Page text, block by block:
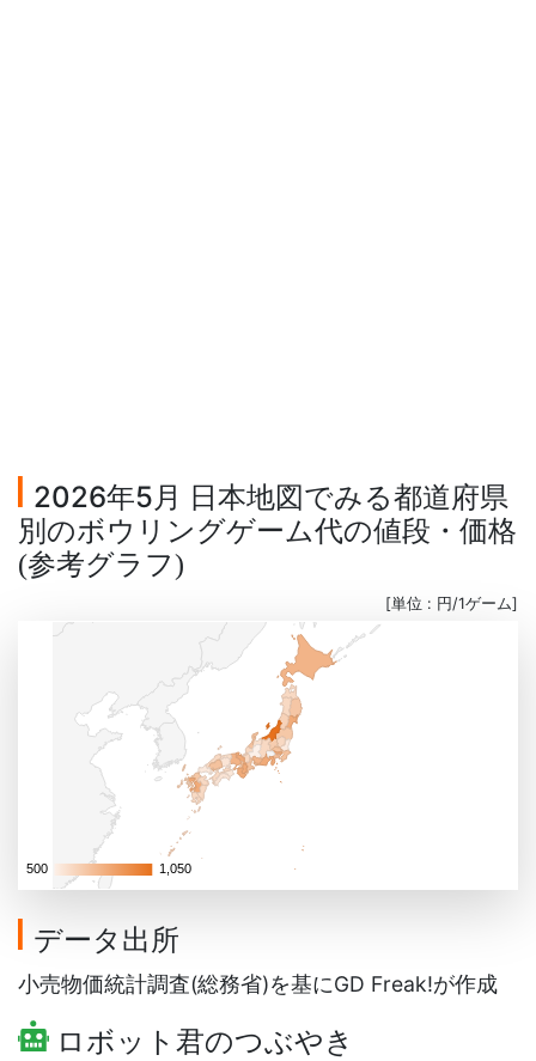
2026年5月 日本地図でみる都道府県
別のボウリングゲーム代の値段・価格
(参考グラフ)
[単位 : 円/1ゲーム]
500
500 1,050
1,050
データ出所
小売物価統計調査(総務省)を基にGD Freak!が作成
ロボット君のつぶやき